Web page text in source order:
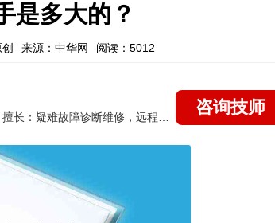
是多大的？
创 来源：中华网 阅读：5012
咨询技师